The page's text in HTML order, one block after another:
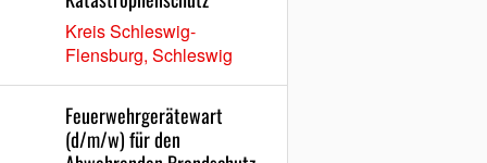
Kreis Schleswig-
Flensburg, Schleswig
Feuerwehrgerätewart
(d/m/w) für den